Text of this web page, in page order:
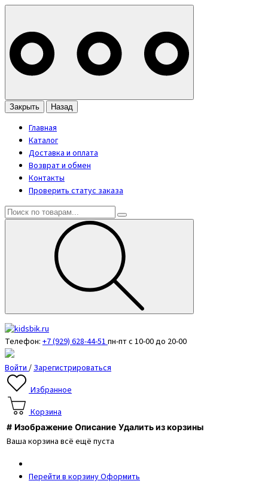
Закрыть Назад
Главная
Каталог
Доставка и оплата
Возврат и обмен
Контакты
Проверить статус заказа
Телефон: +7 (929) 628-44-51пн-пт с 10-00 до 20-00
Войти/Зарегистрироваться
Избранное
Корзина
# Изображение Описание Удалить из корзины
Ваша корзина всё ещё пуста
Перейти в корзинуОформить